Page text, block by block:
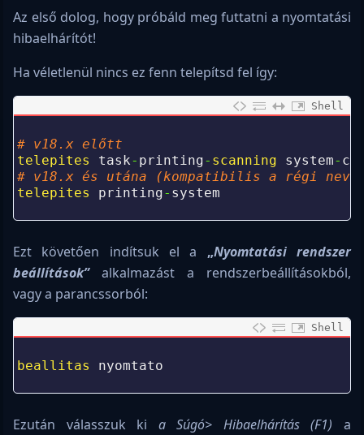
Az első dolog, hogy próbáld meg futtatni a nyomtatási
hibaelhárítót!
Ha véletlenül nincs ez fenn telepítsd fel így:
Shell
# v18.x előtt
telepites task- printing- scanning system-
# v18.x és utána (kompatibilis a régi
telepites printing- system
Ezt követően indítsuk el a „Nyomtatási rendszer
beállítások”alkalmazást a rendszerbeállításokból,
vagy a parancssorból:
Shell
beallitas nyomtato
Ezután válasszuk ki a Súgó> Hibaelhárítás (F1) a